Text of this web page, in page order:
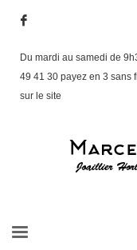
Du mardi au samedi de
49 41 30 payez en 3 sans
sur le site